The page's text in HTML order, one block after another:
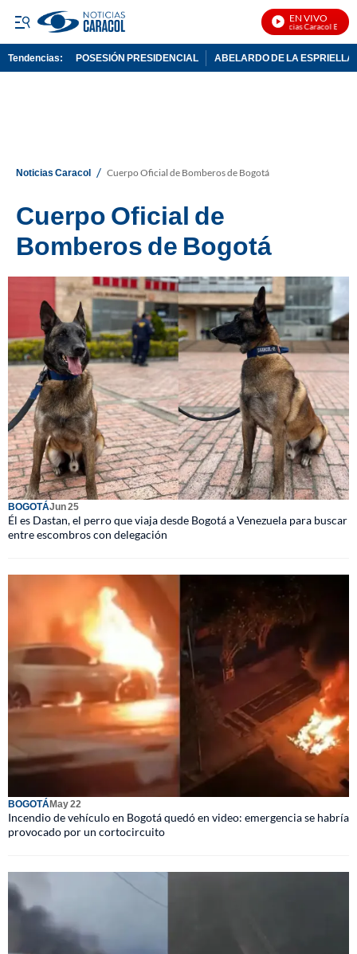
EN VIVO
Noticias Caracol En Vivo
Tendencias: POSESIÓN PRESIDENCIAL ABELARDO DE LA ESPRIELLA
Noticias Caracol / Cuerpo Oficial de Bomberos de Bogotá
Cuerpo Oficial de
Bomberos de Bogotá
BOGOTÁJun 25
Él es Dastan, el perro que viaja desde Bogotá a Venezuela para buscar
entre escombros con delegación
BOGOTÁMay 22
Incendio de vehículo en Bogotá quedó en video: emergencia se habría
provocado por un cortocircuito